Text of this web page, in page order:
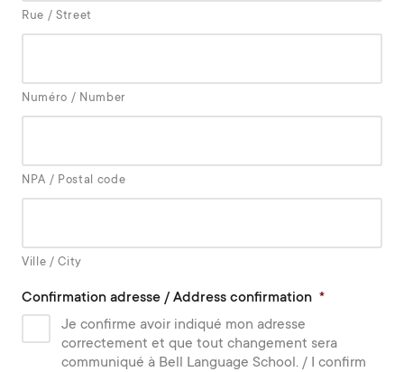
Rue / Street
Numéro / Number
NPA / Postal code
Ville / City
Confirmation adresse / Address confirmation *
Je confirme avoir indiqué mon adresse
correctement et que tout changement sera
communiqué à Bell Language School. / I confirm